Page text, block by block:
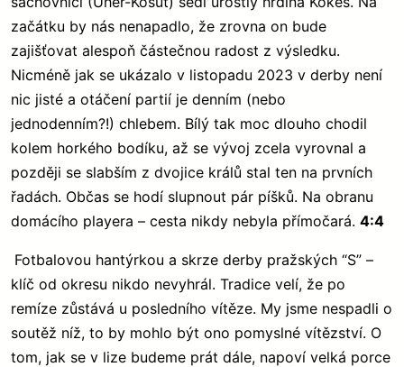
začátku by nás nenapadlo, že zrovna on bude
zajišťovat alespoň částečnou radost z výsledku.
Nicméně jak se ukázalo v listopadu 2023 v derby není
nic jisté a otáčení partií je denním (nebo
jednodenním?!) chlebem. Bílý tak moc dlouho chodil
kolem horkého bodíku, až se vývoj zcela vyrovnal a
později se slabším z dvojice králů stal ten na prvních
řadách. Občas se hodí slupnout pár píšků. Na obranu
domácího playera – cesta nikdy nebyla přímočará. 4:4
Fotbalovou hantýrkou a skrze derby pražských “S” –
klíč od okresu nikdo nevyhrál. Tradice velí, že po
remíze zůstává u posledního vítěze. My jsme nespadli o
soutěž níž, to by mohlo být ono pomyslné vítězství. O
tom, jak se v lize budeme prát dále, napoví velká porce